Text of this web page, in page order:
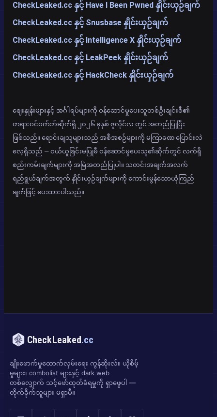
CheckLeaked.cc နှင့် Have I Been Pwned နှိုင်းယှဉ်ချက်
CheckLeaked.cc နှင့် Snusbase နှိုင်းယှဉ်ချက်
CheckLeaked.cc နှင့် Intelligence X နှိုင်းယှဉ်ချက်
CheckLeaked.cc နှင့် LeakPeek နှိုင်းယှဉ်ချက်
CheckLeaked.cc နှင့် HackCheck နှိုင်းယှဉ်ချက်
ဈေးနှုန်းများနှင့် အင်္ဂါရပ်များကို ဝန်ဆောင်မှုပေးသူတစ်ဦးချင်းစီ၏
တရားဝင်ဝက်ဘ်ဆိုက်ရှိ ၂၀၂၆ ခုနှစ် ဇူလိုင်လ တွင် အတည်ပြုပြီး
ဖြစ်သည်။ ရောင်းချသူများသည် အစီအစဉ်များကို မကြာခဏ ပြောင်းလဲ
လေ့ရှိသည် — ဝယ်ယူခြင်းမပြုမီ ဝန်ဆောင်မှုပေးသူ၏ဆိုက်တွင် လက်ရှိ
စည်းကမ်းချက်များကို အမြဲအတည်ပြုပါ။ သတင်းအချက်အလက်
ရည်ရွယ်ချက်အတွက် နှိုင်းယှဉ်ချက်များကို ကောင်းမွန်သောယုံကြည်
ချက်ဖြင့် ပေးထားပါသည်။
CheckLeaked.cc
ချိုးဖောက်မှုထောက်လှမ်းရေး ကွန်ဆိုးလ်။ ယိုစိမ့်
မှုများ၊ combolist များနှင့် dark web
တစ်လျှောက် သင့်ဖော်ထုတ်ခံရမှုကို ရှာဖွေပါ —
တိုက်ခိုက်သူများ မရှာမီ။